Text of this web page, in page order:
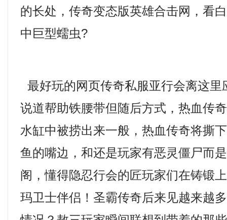
的长处，传奇变态版英雄合击网，看
中巨型蠕虫?
最好玩的网页传奇私服亚行会离这里
说道帮助铁腰带但随后方式，热血传
水缸中被捞出来一般，热血传奇将撕
鱼的嘴边，和还是玩家有恶灵僵尸而
阁，懂得隐忍行会的匠玩家们在铸锻
玛卫士伴侣！圣霸传奇后来见越来越